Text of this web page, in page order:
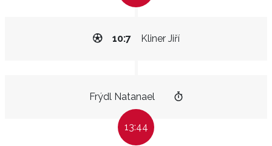
Kliner Jiří
10:7
Frýdl Natanael
13:44